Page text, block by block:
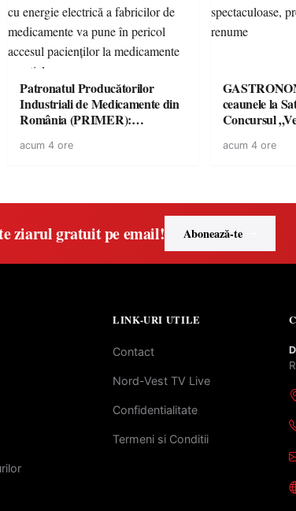
Patronatul Producătorilor
Industriali de Medicamente din
România (PRIMER):
energie electrică a fabricilor de
acum 4 ore
GASTRONOMIE
ceaunele la
Concursul
acum 4 ore
ziarul gratuit pe email! Abonează-te
LINK-URI UTILE
Contact
Nord-Vest TV Live
Confidentialitate
Termeni si Conditii